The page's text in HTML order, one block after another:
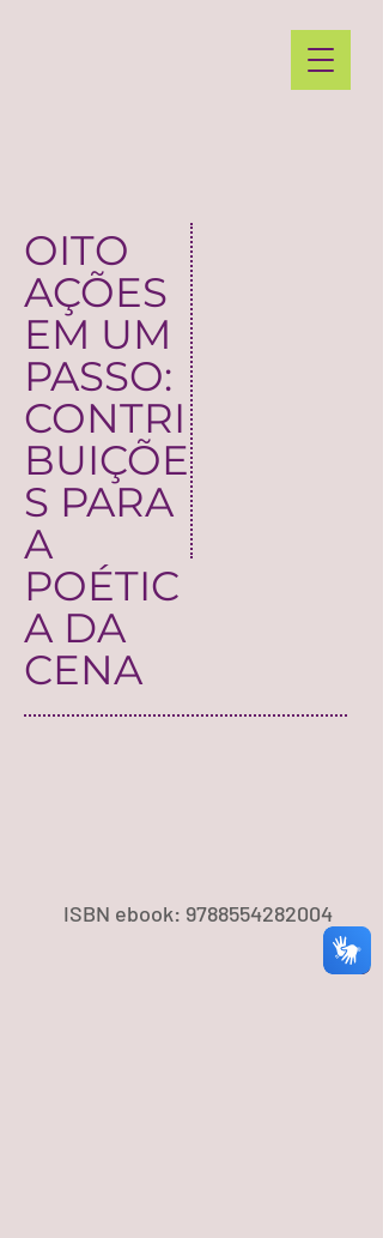
OITO
AÇÕES
EM UM
PASSO:
CONTRI
BUIÇÕE
S PARA
A
POÉTIC
A DA
CENA
ISBN ebook: 9788554282004